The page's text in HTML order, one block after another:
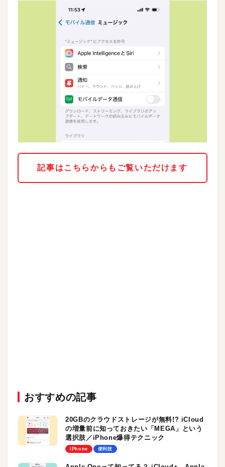
記事はこちらからもご覧いただけます
おすすめの記事
20GBのクラウドストレージが無料!? iCloud
の増量前に知っておきたい「MEGA」という
選択肢／iPhone爆得テクニック
iPhone 便利技